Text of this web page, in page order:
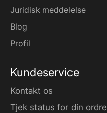
Juridisk meddelelse
Blog
Profil
Kundeservice
Kontakt os
Tjek status for din ordre